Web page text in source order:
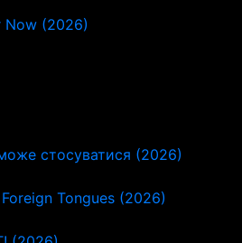
(2026)
стосуватися (2026)
Tongues (2026)